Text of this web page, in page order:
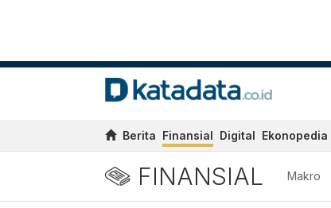
Berita Finansial Digital Ekonopedia
FINANSIAL Makro